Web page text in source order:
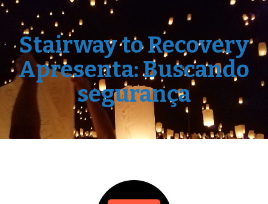
Stairway to Recovery
Apresenta: Buscando
segurança